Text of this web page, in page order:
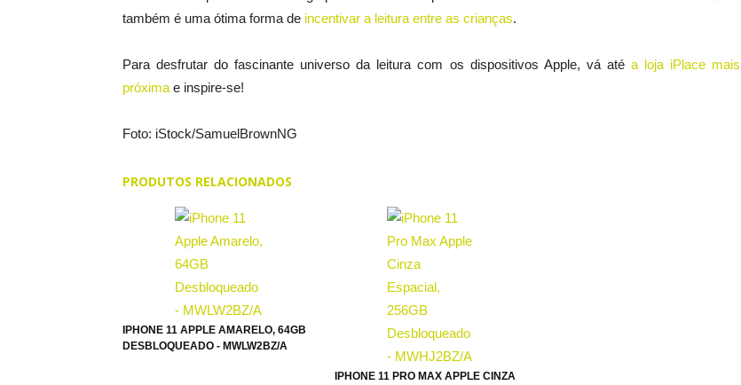
também é uma ótima forma de incentivar a leitura entre as crianças.
Para desfrutar do fascinante universo da leitura com os dispositivos Apple, vá até a loja iPlace mais
próxima e inspire-se!
Foto: iStock/SamuelBrownNG
PRODUTOS RELACIONADOS
IPHONE 11 APPLE AMARELO, 64GB
DESBLOQUEADO - MWLW2BZ/A
IPHONE 11 PRO MAX APPLE CINZA